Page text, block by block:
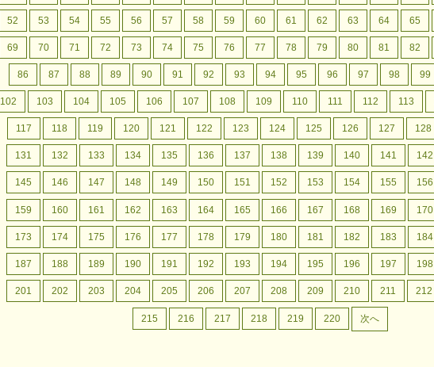
52 53 54 55 56 57 58 59 60 61 62 63 64 65
69 70 71 72 73 74 75 76 77 78 79 80 81 82
86 87 88 89 90 91 92 93 94 95 96 97 98 99
102 103 104 105 106 107 108 109 110 111 112 113
117 118 119 120 121 122 123 124 125 126 127 128
131 132 133 134 135 136 137 138 139 140 141 142
145 146 147 148 149 150 151 152 153 154 155 156
159 160 161 162 163 164 165 166 167 168 169 170
173 174 175 176 177 178 179 180 181 182 183 184
187 188 189 190 191 192 193 194 195 196 197 198
201 202 203 204 205 206 207 208 209 210 211 212
215 216 217 218 219 220 次へ